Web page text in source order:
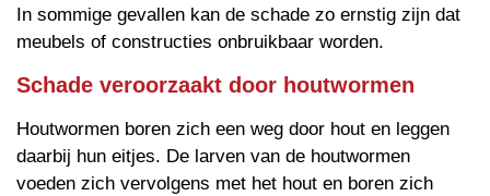
In sommige gevallen kan de schade zo ernstig zijn dat
meubels of constructies onbruikbaar worden.
Schade veroorzaakt door houtwormen
Houtwormen boren zich een weg door hout en leggen
daarbij hun eitjes. De larven van de houtwormen
voeden zich vervolgens met het hout en boren zich